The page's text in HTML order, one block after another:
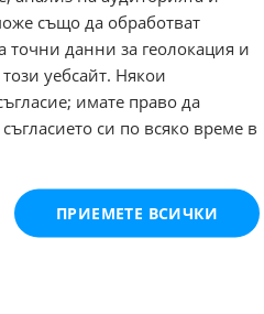
също да обработват
точни данни за геолокация и
уебсайт. Някои
имате право да
си по всяко време в
ПРИЕМЕТЕ ВСИЧКИ